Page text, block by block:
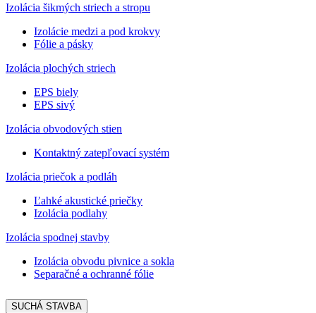
Izolácia šikmých striech a stropu
Izolácie medzi a pod krokvy
Fólie a pásky
Izolácia plochých striech
EPS biely
EPS sivý
Izolácia obvodových stien
Kontaktný zatepľovací systém
Izolácia priečok a podláh
Ľahké akustické priečky
Izolácia podlahy
Izolácia spodnej stavby
Izolácia obvodu pivnice a sokla
Separačné a ochranné fólie
SUCHÁ STAVBA